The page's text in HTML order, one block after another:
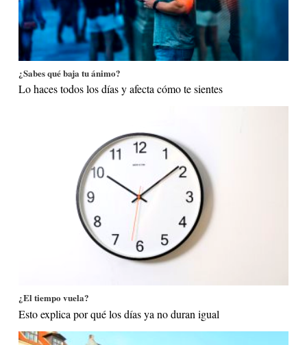
¿Sabes qué baja tu ánimo?
Lo haces todos los días y afecta cómo te sientes
¿El tiempo vuela?
Esto explica por qué los días ya no duran igual